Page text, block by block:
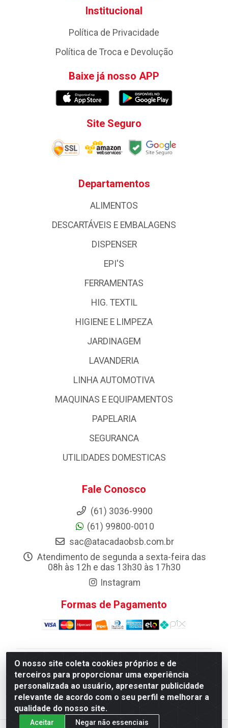
O nosso site coleta cookies próprios e de
terceiros para proporcionar uma experiência
personalizada ao usuário, apresentar publicidade
relevante de acordo com o seu perfil e melhorar a
qualidade do nosso site.
Aceitar Negar não essenciais
Institucional
Política de Privacidade
Política de Troca e Devolução
Baixe já nosso APP
Site Seguro
Departamentos
ALIMENTOS
DESCARTÁVEIS E EMBALAGENS
DISPENSER
EPI'S
FERRAMENTAS
HIG. TEXTIL
HIGIENE E LIMPEZA
JARDINAGEM
LAVANDERIA
LINHA AUTOMOTIVA
MAQUINAS E EQUIPAMENTOS
PAPELARIA
SEGURANCA
UTILIDADES DOMESTICAS
Fale Conosco
(61) 3036-9900
(61) 99800-0010
sac@atacadaobsb.com.br
Atendimento de segunda a sexta-feira das
08h às 12h e das 13h30 às 17h30
Instagram
Formas de Pagamento
Atacadao da Limpeza F. Pereira Queiroz Comercio e
Distribuicao LTDA - Quadra Qi 10 Lotes 39 e, 41 - Setor
Industrial (Taguatinga), Brasília/DF - CEP 72.135-100 -
CNPJ 13.184.675/0001-80